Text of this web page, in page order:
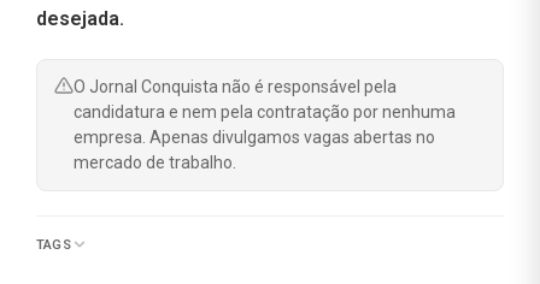
desejada.
O Jornal Conquista não é responsável pela
candidatura e nem pela contratação por nenhuma
empresa. Apenas divulgamos vagas abertas no
mercado de trabalho.
TAGS